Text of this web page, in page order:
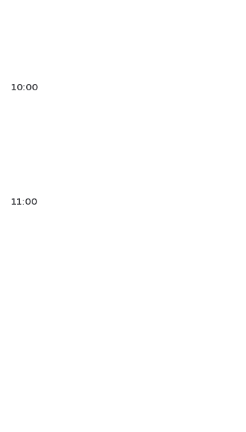
10:00
11:00